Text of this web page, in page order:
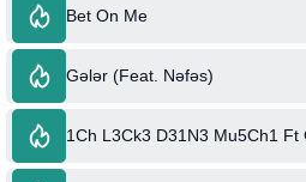
Bet On Me
Gələr (Feat. Nəfəs)
1Ch L3Ck3 D31N3 Mu5Ch1 Ft